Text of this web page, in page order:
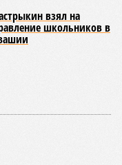
взял на
школьников в